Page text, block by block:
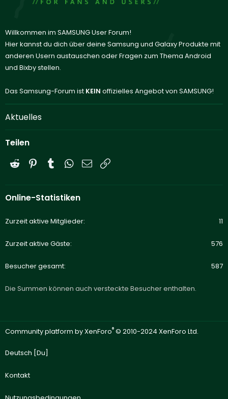
Willkommen im SAMSUNG User Forum!
Hier kannst du dich über deine Samsung und Galaxy Produkte mit
anderen Usern austauschen oder Fragen zum Thema Android
und Bixby stellen.
Das Samsung-Forum ist KEIN offizielles Angebot von SAMSUNG!
Aktuelles
Teilen
Reddit PinterestTumblrWhatsApp
E-Mail
Online-Statistiken
Zurzeit aktive Mitglieder 11
Zurzeit aktive Gäste 576
Besucher gesamt 587
Die Summen können auch versteckte Besucher enthalten.
Community platform by XenForo® © 2010-2024 XenForo Ltd.
Deutsch [Du]
Kontakt